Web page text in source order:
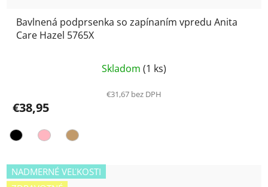
Bavlnená podprsenka so zapínaním vpredu Anita
Care Hazel 5765X
hodnotenie
produktu
Skladom (1 ks)
€31,67 bez DPH
€38,95
NADMERNÉ VEĽKOSTI